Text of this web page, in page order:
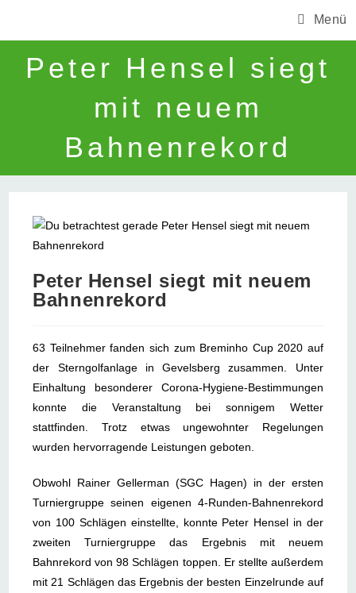
Menü
Peter Hensel siegt
mit neuem
Bahnenrekord
Peter Hensel siegt mit neuem
Bahnenrekord
63 Teilnehmer fanden sich zum Breminho Cup 2020 auf
der Sterngolfanlage in Gevelsberg zusammen. Unter
Einhaltung besonderer Corona-Hygiene-Bestimmungen
konnte die Veranstaltung bei sonnigem Wetter
stattfinden. Trotz etwas ungewohnter Regelungen
wurden hervorragende Leistungen geboten.
Obwohl Rainer Gellerman (SGC Hagen) in der ersten
Turniergruppe seinen eigenen 4-Runden-Bahnenrekord
von 100 Schlägen einstellte, konnte Peter Hensel in der
zweiten Turniergruppe das Ergebnis mit neuem
Bahnrekord von 98 Schlägen toppen. Er stellte außerdem
mit 21 Schlägen das Ergebnis der besten Einzelrunde auf